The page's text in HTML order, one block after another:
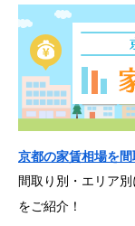
京都の家賃相場を
間取り別・エリア
をご紹介！